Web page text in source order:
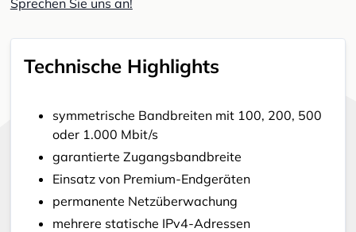
Technische Highlights
symmetrische Bandbreiten mit 100, 200, 500
oder 1.000 Mbit/s
garantierte Zugangsbandbreite
Einsatz von Premium-Endgeräten
permanente Netzüberwachung
mehrere statische IPv4-Adressen